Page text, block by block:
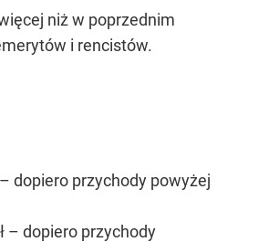
niż w poprzednim
i rencistów.
dopiero przychody powyżej
– dopiero przychody